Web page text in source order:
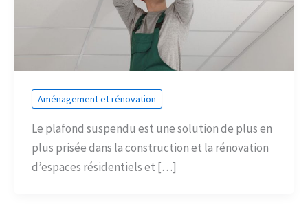
Aménagement et rénovation
Le plafond suspendu est une solution de plus en
plus prisée dans la construction et la rénovation
d’espaces résidentiels et […]